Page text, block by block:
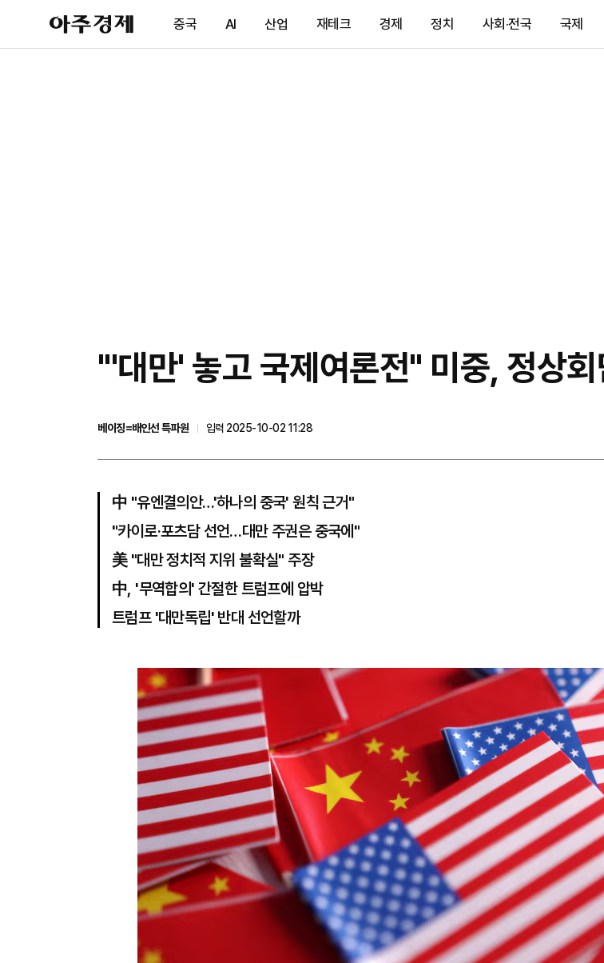
아
주
제
중국 AI 산업 재테크 경제 정치 사회·전국 국제
"'대만' 놓고 국제여론전" 미중, 정상
베이징=배인선 특파원
입력 2025-10-02 11:28
中 "유엔결의안…'하나의 중국' 원칙 근거"
"카이로·포츠담 선언…대만 주권은 중국에"
美 "대만 정치적 지위 불확실" 주장
中, '무역합의' 간절한 트럼프에 압박
트럼프 '대만독립' 반대 선언할까